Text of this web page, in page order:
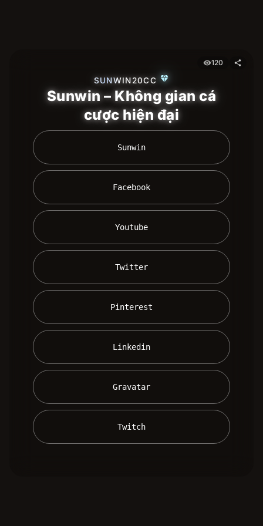
visibility120 share
SUNWIN20CC diamond
Sunwin – Không gian cá
cược hiện đại
Sunwin
Facebook
Youtube
Twitter
Pinterest
Linkedin
Gravatar
Twitch